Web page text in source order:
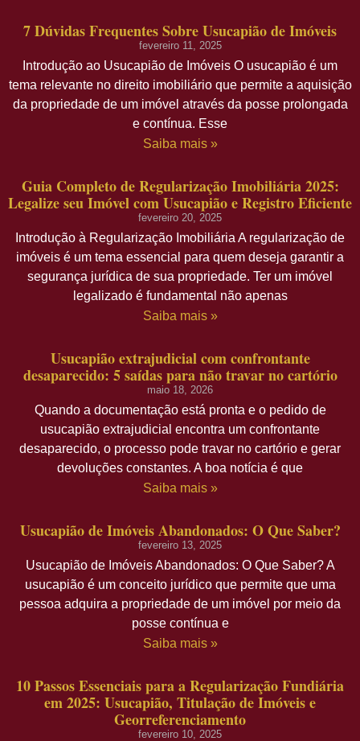
7 Dúvidas Frequentes Sobre Usucapião de Imóveis
fevereiro 11, 2025
Introdução ao Usucapião de Imóveis O usucapião é um
tema relevante no direito imobiliário que permite a aquisição
da propriedade de um imóvel através da posse prolongada
e contínua. Esse
Saiba mais »
Guia Completo de Regularização Imobiliária 2025:
Legalize seu Imóvel com Usucapião e Registro Eficiente
fevereiro 20, 2025
Introdução à Regularização Imobiliária A regularização de
imóveis é um tema essencial para quem deseja garantir a
segurança jurídica de sua propriedade. Ter um imóvel
legalizado é fundamental não apenas
Saiba mais »
Usucapião extrajudicial com confrontante
desaparecido: 5 saídas para não travar no cartório
maio 18, 2026
Quando a documentação está pronta e o pedido de
usucapião extrajudicial encontra um confrontante
desaparecido, o processo pode travar no cartório e gerar
devoluções constantes. A boa notícia é que
Saiba mais »
Usucapião de Imóveis Abandonados: O Que Saber?
fevereiro 13, 2025
Usucapião de Imóveis Abandonados: O Que Saber? A
usucapião é um conceito jurídico que permite que uma
pessoa adquira a propriedade de um imóvel por meio da
posse contínua e
Saiba mais »
10 Passos Essenciais para a Regularização Fundiária
em 2025: Usucapião, Titulação de Imóveis e
Georreferenciamento
fevereiro 10, 2025